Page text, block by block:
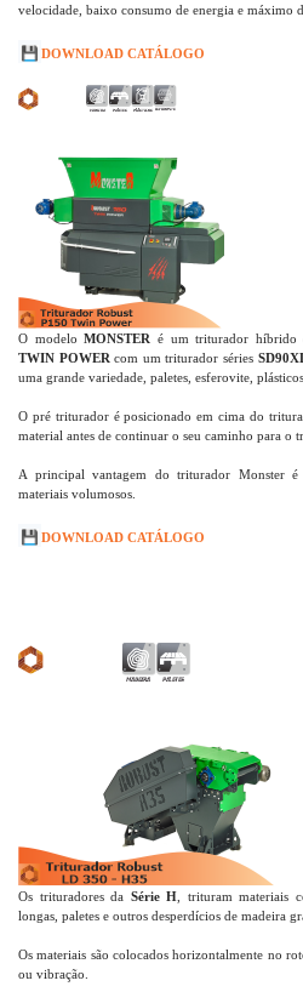
velocidade, baixo consumo de energia e máximo
💾 DOWNLOAD CATÁLOGO
O modeloMONSTER é um triturador híbrido
TWIN POWER com um triturador séries
uma grande variedade, paletes, esferovite,
O pré triturador é posicionado em cima do
material antes de continuar o seu caminho para o
A principal vantagem do triturador Monster
materiais volumosos.
💾 DOWNLOAD CATÁLOGO
Os trituradores da Série H , trituram materiais
longas, paletes e outros desperdícios de madeira
Os materiais são colocados horizontalmente no
ou vibração.